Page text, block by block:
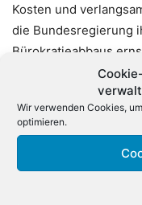
Wir verwenden Cookies,
optimieren.
Kosten und
die Bundesregierung
Bürokratieabbaus
den Gesetzentwurf
Übermittlung von
Übermittlungs- und